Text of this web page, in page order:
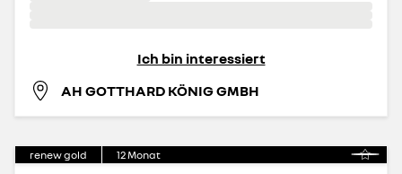
Ich bin interessiert
AH GOTTHARD KÖNIG GMBH
renew gold 12Monat